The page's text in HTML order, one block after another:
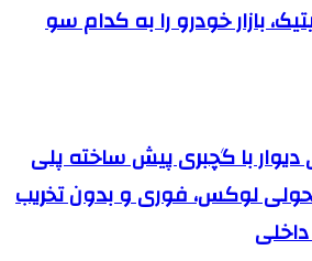
بازار خودرو را به کدام سو
دیوار با گچبری پیش ساخته پلی
تحولی لوکس، فوری و بدون تخریب